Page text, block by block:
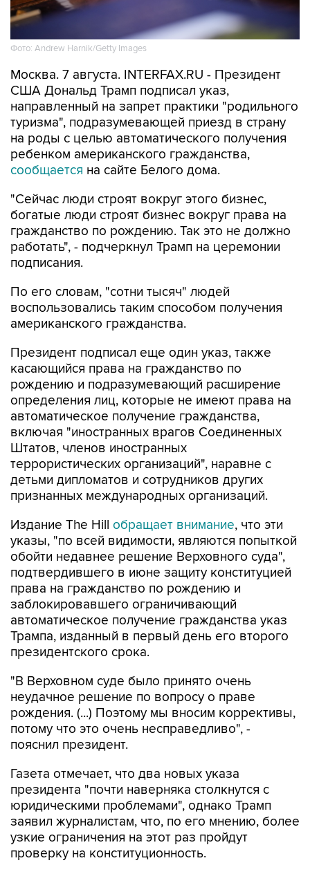
Фото: Andrew Harnik/Getty Images
Москва. 7 августа. INTERFAX.RU - Президент
США Дональд Трамп подписал указ,
направленный на запрет практики "родильного
туризма", подразумевающей приезд в страну
на роды с целью автоматического получения
ребенком американского гражданства,
сообщается на сайте Белого дома.
"Сейчас люди строят вокруг этого бизнес,
богатые люди строят бизнес вокруг права на
гражданство по рождению. Так это не должно
работать", - подчеркнул Трамп на церемонии
подписания.
По его словам, "сотни тысяч" людей
воспользовались таким способом получения
американского гражданства.
Президент подписал еще один указ, также
касающийся права на гражданство по
рождению и подразумевающий расширение
определения лиц, которые не имеют права на
автоматическое получение гражданства,
включая "иностранных врагов Соединенных
Штатов, членов иностранных
террористических организаций", наравне с
детьми дипломатов и сотрудников других
признанных международных организаций.
Издание The Hill обращает внимание, что эти
указы, "по всей видимости, являются попыткой
обойти недавнее решение Верховного суда",
подтвердившего в июне защиту конституцией
права на гражданство по рождению и
заблокировавшего ограничивающий
автоматическое получение гражданства указ
Трампа, изданный в первый день его второго
президентского срока.
"В Верховном суде было принято очень
неудачное решение по вопросу о праве
рождения. (...) Поэтому мы вносим коррективы,
потому что это очень несправедливо", -
пояснил президент.
Газета отмечает, что два новых указа
президента "почти наверняка столкнутся с
юридическими проблемами", однако Трамп
заявил журналистам, что, по его мнению, более
узкие ограничения на этот раз пройдут
проверку на конституционность.